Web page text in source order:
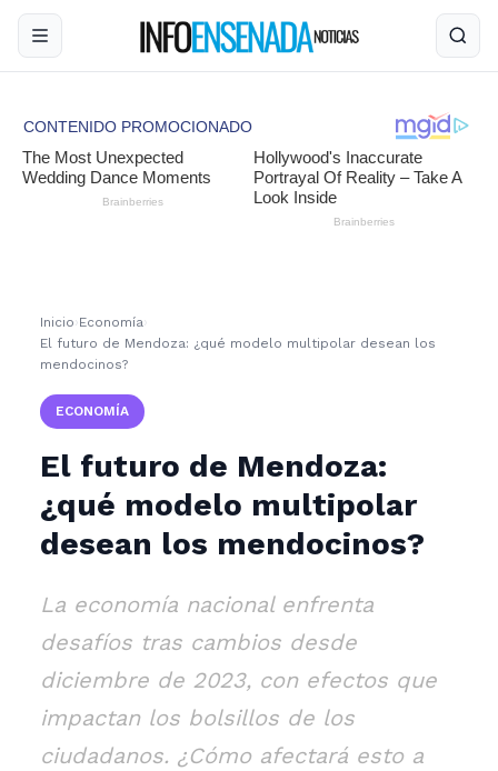
Inicio ›Economía›
El futuro de Mendoza: ¿qué modelo multipolar desean los
mendocinos?
ECONOMÍA
El futuro de Mendoza:
¿qué modelo multipolar
desean los mendocinos?
La economía nacional enfrenta
desafíos tras cambios desde
diciembre de 2023, con efectos que
impactan los bolsillos de los
ciudadanos. ¿Cómo afectará esto a